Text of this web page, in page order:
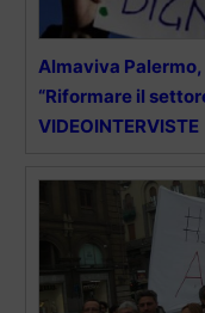
Almaviva
“Riformare il
VIDEOINTERVISTE